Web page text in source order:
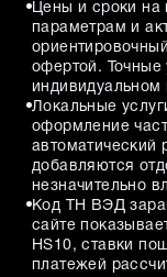
Цены и сроки на
параметрам и
офертой. Точные
Локальные
оформление
автоматический
добавляются
незначительно
Код ТН ВЭД
сайте
HS10, ставки
платежей